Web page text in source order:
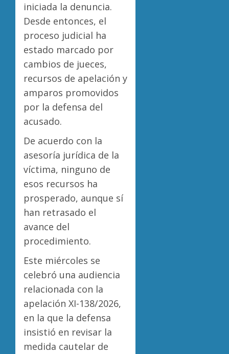
iniciada la denuncia.
Desde entonces, el
proceso judicial ha
estado marcado por
cambios de jueces,
recursos de apelación y
amparos promovidos
por la defensa del
acusado.
De acuerdo con la
asesoría jurídica de la
víctima, ninguno de
esos recursos ha
prosperado, aunque sí
han retrasado el
avance del
procedimiento.
Este miércoles se
celebró una audiencia
relacionada con la
apelación XI-138/2026,
en la que la defensa
insistió en revisar la
medida cautelar de